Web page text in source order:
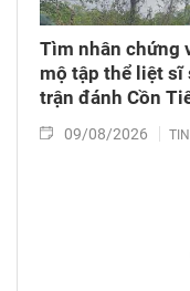
Tìm nhân chứng
mộ tập thể liệt sĩ
trận đánh Cồn
09/08/2026